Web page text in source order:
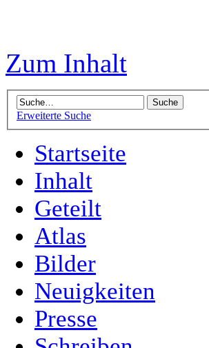
Zum Inhalt
Erweiterte Suche
Startseite
Inhalt
Geteilt
Atlas
Bilder
Neuigkeiten
Presse